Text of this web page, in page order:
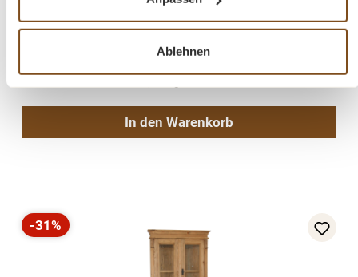
Ablehnen
Preise inkl. MwSt. zzgl. Versandkosten
In den Warenkorb
Rabatt
-31%